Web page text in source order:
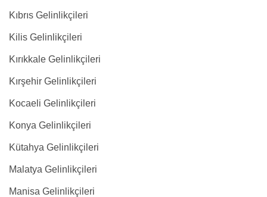
Kıbrıs Gelinlikçileri
Kilis Gelinlikçileri
Kırıkkale Gelinlikçileri
Kırşehir Gelinlikçileri
Kocaeli Gelinlikçileri
Konya Gelinlikçileri
Kütahya Gelinlikçileri
Malatya Gelinlikçileri
Manisa Gelinlikçileri